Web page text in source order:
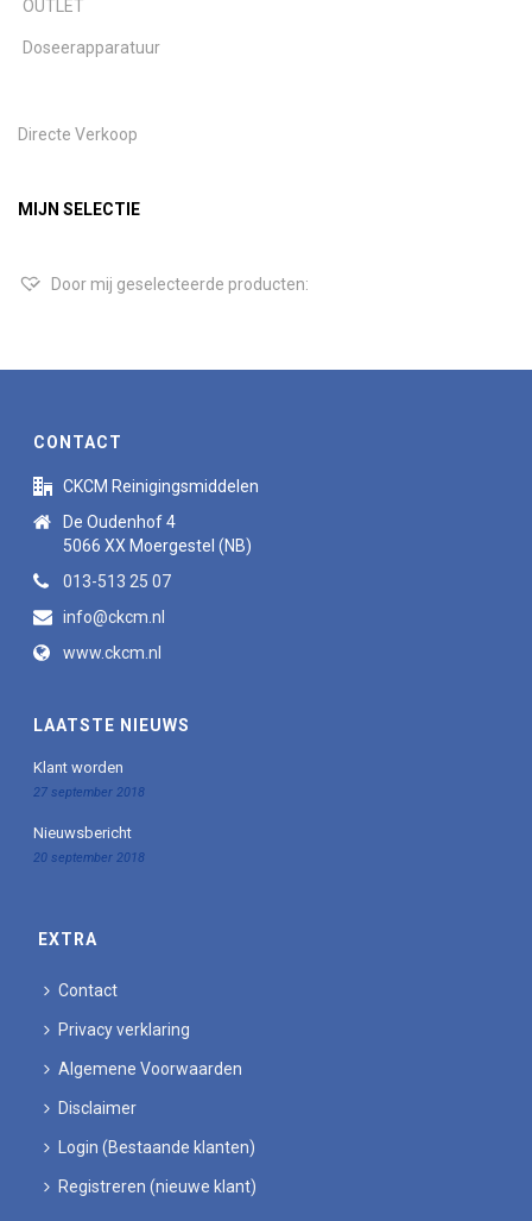
OUTLET
Doseerapparatuur
Directe Verkoop
MIJN SELECTIE
Door mij geselecteerde producten:
CONTACT
CKCM Reinigingsmiddelen
De Oudenhof 4
5066 XX Moergestel (NB)
013-513 25 07
info@ckcm.nl
www.ckcm.nl
LAATSTE NIEUWS
Klant worden
27 september 2018
Nieuwsbericht
20 september 2018
EXTRA
Contact
Privacy verklaring
Algemene Voorwaarden
Disclaimer
Login (Bestaande klanten)
Registreren (nieuwe klant)